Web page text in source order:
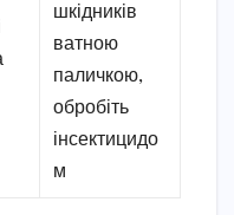
шкідників
ватною
паличкою,
обробіть
інсектицидо
м